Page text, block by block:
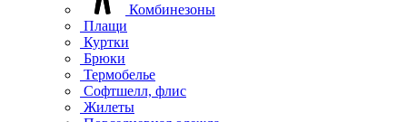
Комбинезоны
Плащи
Куртки
Брюки
Термобелье
Софтшелл, флис
Жилеты